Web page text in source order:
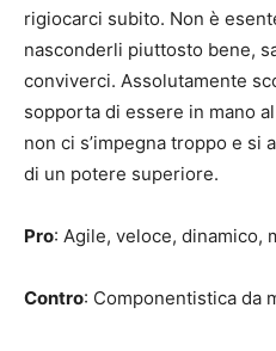
rigiocarci subito. Non è
nasconderli piuttosto bene,
conviverci. Assolutamente
sopporta di essere in mano
non ci s’impegna troppo e si
di un potere superiore.
Pro: Agile, veloce, dinamico,
Contro: Componentistica da